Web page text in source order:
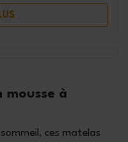
mousse à
ces matelas